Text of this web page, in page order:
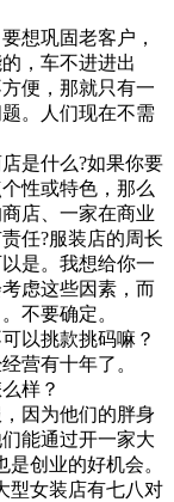
想巩固老客户，
，车不进进出
便，那就只有一
。人们现在不需
是什么?如果你要
性或特色，那么
店、一家在商业
任?服装店的周长
是。我想给你一
虑这些因素，而
不要确定。
以挑款挑码嘛？
营有十年了。
样？
因为他们的胖身
能通过开一家大
创业的好机会。
型女装店有七八对